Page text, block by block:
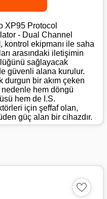
XP95 Protocol
- Dual Channel
kontrol ekipmanı ile saha
arasındaki iletişimin
sağlayacak
güvenli alana kurulur.
durgun bir akım çeken
hem döngü
hem de I.S.
için şeffaf olan,
güç alan bir cihazdır.
voltajı: 19 - 28 Vdc